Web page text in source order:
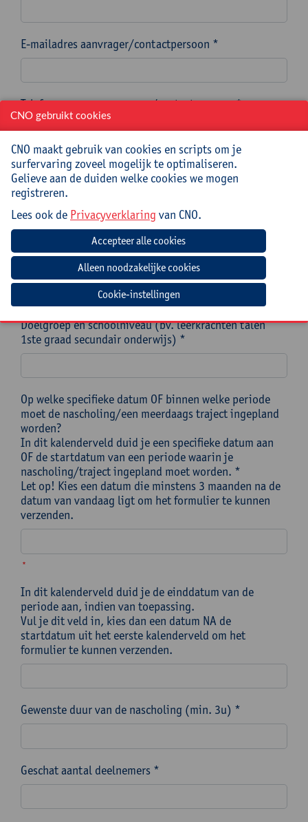
E-mailadres aanvrager/contactpersoon *
Telefoonnummer aanvrager/contactpersoon *
Welke nascholing(en) wens je als teamgerichte
nascholing aan te vragen? Noteer de titel(s) zoals
vermeld in ons aanbod teamgerichte nascholingen. *
Doelgroep en schoolniveau (bv. leerkrachten talen
1ste graad secundair onderwijs) *
Op welke specifieke datum OF binnen welke periode
moet de nascholing/een meerdaags traject ingepland
worden?
In dit kalenderveld duid je een specifieke datum aan
OF de startdatum van een periode waarin je
nascholing/traject ingepland moet worden. *
Let op! Kies een datum die minstens 3 maanden na de
datum van vandaag ligt om het formulier te kunnen
verzenden.
*
In dit kalenderveld duid je de einddatum van de
periode aan, indien van toepassing.
Vul je dit veld in, kies dan een datum NA de
startdatum uit het eerste kalenderveld om het
formulier te kunnen verzenden.
Gewenste duur van de nascholing (min. 3u) *
Geschat aantal deelnemers *
CNO gebruikt cookies
CNO maakt gebruik van cookies en scripts om je
surfervaring zoveel mogelijk te optimaliseren.
Gelieve aan de duiden welke cookies we mogen
registreren.
Lees ook de Privacyverklaring van CNO.
Cookie-instellingen